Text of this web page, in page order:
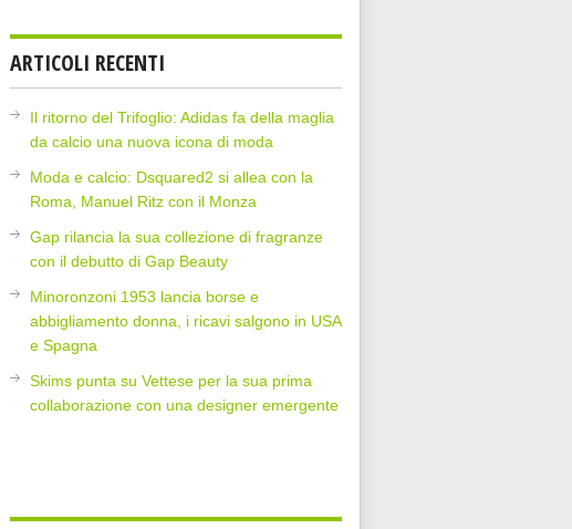
ARTICOLI RECENTI
Il ritorno del Trifoglio: Adidas fa della maglia
da calcio una nuova icona di moda
Moda e calcio: Dsquared2 si allea con la
Roma, Manuel Ritz con il Monza
Gap rilancia la sua collezione di fragranze
con il debutto di Gap Beauty
Minoronzoni 1953 lancia borse e
abbigliamento donna, i ricavi salgono in USA
e Spagna
Skims punta su Vettese per la sua prima
collaborazione con una designer emergente